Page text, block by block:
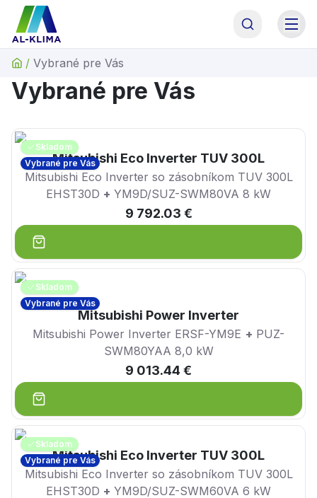
/ Vybrané pre Vás
Vybrané pre Vás
Skladom
Vybrané pre Vás
Mitsubishi Eco Inverter TUV 300L
Mitsubishi Eco Inverter so zásobníkom TUV 300L
EHST30D + YM9D/SUZ-SWM80VA 8 kW
9 792.03 €
Skladom
Vybrané pre Vás
Mitsubishi Power Inverter
Mitsubishi Power Inverter ERSF-YM9E + PUZ-
SWM80YAA 8,0 kW
9 013.44 €
Skladom
Vybrané pre Vás
Mitsubishi Eco Inverter TUV 300L
Mitsubishi Eco Inverter so zásobníkom TUV 300L
EHST30D + YM9D/SUZ-SWM60VA 6 kW
AL-KLIMA Asistent
Online · odpoviem hneď
AL
Dobrý deň! Som asistent AL-KLIMA. Pomôžem Vám
s výberom technológie, alebo Vás spojím priamo s
naším odborným garantom p. Antolom. Čím